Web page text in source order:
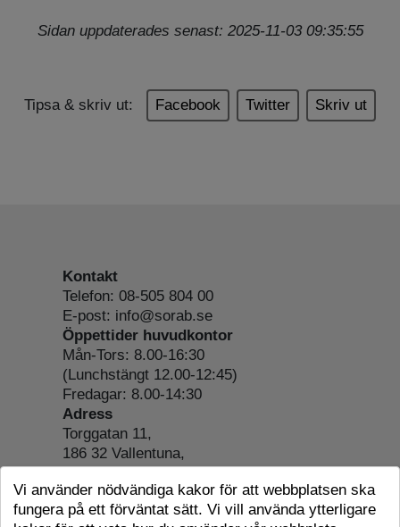
Sidan uppdaterades senast: 2025-11-03 09:35:55
Tipsa & skriv ut: Facebook Twitter Skriv ut
Kontakt
Telefon: 08-505 804 00
E-post: info@sorab.se
Öppettider huvudkontor
Mån-Tors: 8.00-16:30
(Lunchstängt 12.00-12:45)
Fredagar: 8.00-14:30
Adress
Torggatan 11,
186 32 Vallentuna,
Org.nr: 556197-4022
Om webbplatsen
Tillgänglighetsredogörelse
Vi använder nödvändiga kakor för att webbplatsen ska
fungera på ett förväntat sätt. Vi vill använda ytterligare